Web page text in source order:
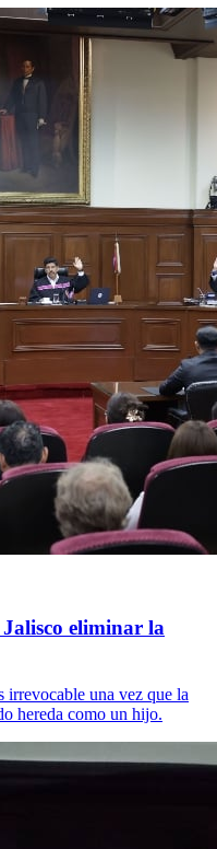
eliminar la
irrevocable una vez que la
hereda como un hijo.